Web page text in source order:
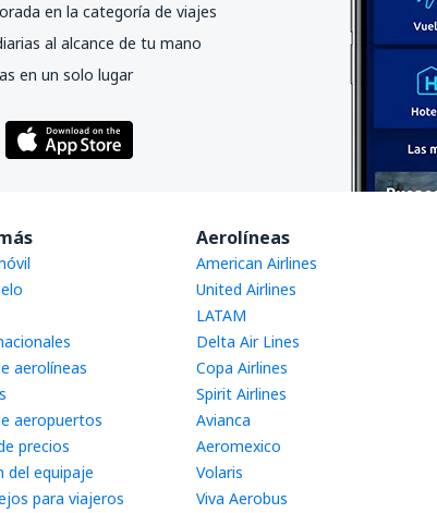
en la categoría de viajes
al alcance de tu mano
en un solo lugar
aerolíneas
aeropuertos
precios
del equipaje
para viajeros
Aerolíneas
American Airlines
United Airlines
LATAM
Delta Air Lines
Copa Airlines
Spirit Airlines
Avianca
Aeromexico
Volaris
Viva Aerobus